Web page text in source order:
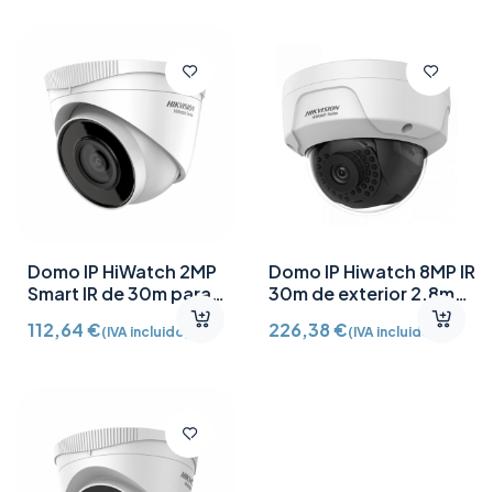
Domo IP HiWatch 2MP
Smart IR de 30m para
exterior de 2.8mm HWI-
T220HA
112,64€(IVA incluido)
Domo IP Hiwatch 8MP IR
30m de exterior 2.8mm
226,38€(IVA incluido)